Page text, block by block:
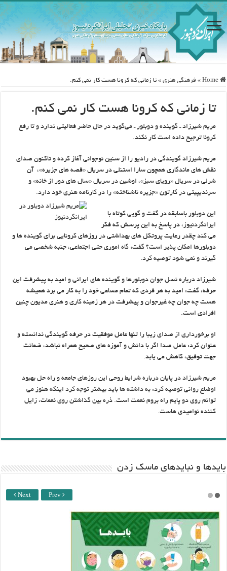
Home
» فرهنگی هنری » تا زمانی که کرونا هست کار نمی کنم.
تا زمانی که کرونا هست کار نمی کنم.
مریم شیرزاد ـ گوینده و دوبلور ـ می‌گوید در حال حاضر فعالیتی ندارد و تا رفع
کرونا ترجیح داده است کار نکند.
مریم‌ شیرزاد گویندگی در رادیو را از سنین نوجوانی آغاز کرده و تاکنون صدای
نقش های ماندگاری همچون سارا استنلی در سریال «قصه های جزیره»، آن
شرلی در سریال «رویای سبز»، اوشین در سریال «سال های دور از خانه» و
سرندیپیتی در کارتون «جزیره ناشناخته» را در کارنامه هنری خود دارد.
این دوبلور باسابقه در گفت و گویی کوتاه با
ایرانگردنیوز، در پاسخ به این پرسش که فکر
می کند چقدر رعایت پروتکل های بهداشتی در روزهای کرونایی برای گوینده ها و
دوبلورها امکان پذیر است؟ گفت: گاه اموری حتی اجتماعی، جنبه شخصی می
گیرند و نمی شود توصیه کرد.
شیرزاد درباره نسل جوان دوبلورها و گوینده های ایرانی و امید به پیشرفت این
حرفه، گفت: امید به هر فردی که تمام مساعی خود را به کار می برد همیشه
هست چه جوان چه غیرجوان و پیشرفت در هر زمینه کاری و هنری مدیون چنین
افرادی است.
او برخورداری از صدای زیبا را تنها عامل موفقیت در حرفه گویندگی ندانسته و
عنوان کرد: عامل صدا اگر با دانش و آموزه های صحیح همراه نباشد، ضمانت
جهت توفیق، کاهش می یابد.
مریم شیرزاد در پایان درباره شرایط روحی این روزهای جامعه و راه حل بهبود
اوضاع روانی توصیه کرد: به داشته ها باید بیشتر توجه کرد اینکه هنوز می
توانم روی دو پایم راه بروم نعمت است. ذره بین گذاشتن روی نعمات، زایل
کننده نوامیدی هاست.
باید‌ها و نبایدهای ماسک زدن
Next Prev